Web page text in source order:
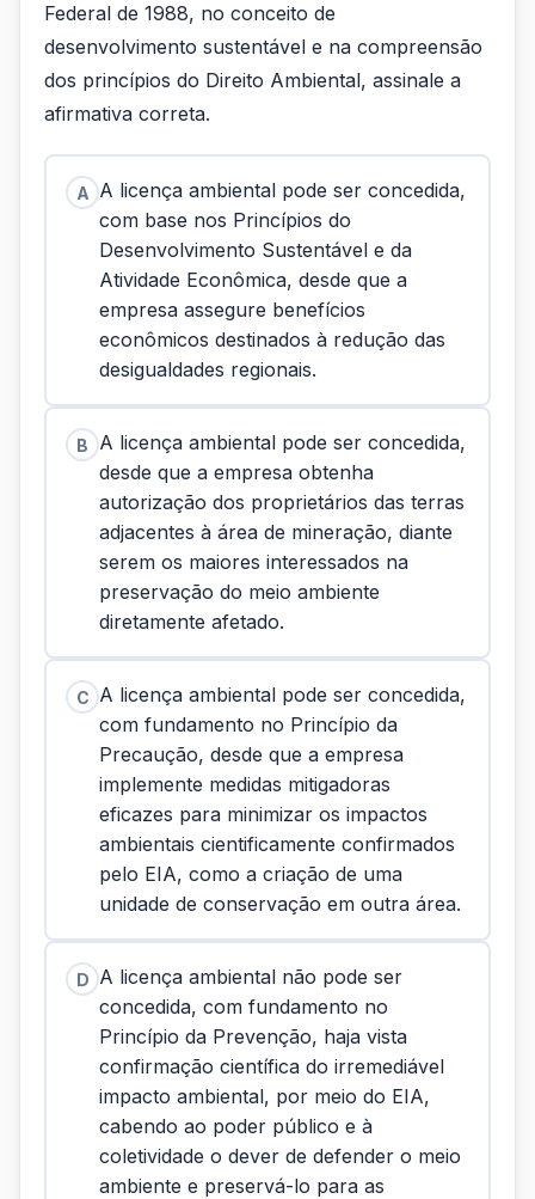
Federal de 1988, no conceito de
desenvolvimento sustentável e na compreensão
dos princípios do Direito Ambiental, assinale a
afirmativa correta.
A A licença ambiental pode ser concedida,
com base nos Princípios do
Desenvolvimento Sustentável e da
Atividade Econômica, desde que a
empresa assegure benefícios
econômicos destinados à redução das
desigualdades regionais.
B
A licença ambiental pode ser concedida,
desde que a empresa obtenha
autorização dos proprietários das terras
adjacentes à área de mineração, diante
serem os maiores interessados na
preservação do meio ambiente
diretamente afetado.
C A licença ambiental pode ser concedida,
com fundamento no Princípio da
Precaução, desde que a empresa
implemente medidas mitigadoras
eficazes para minimizar os impactos
ambientais cientificamente confirmados
pelo EIA, como a criação de uma
unidade de conservação em outra área.
D A licença ambiental não pode ser
concedida, com fundamento no
Princípio da Prevenção, haja vista
confirmação científica do irremediável
impacto ambiental, por meio do EIA,
cabendo ao poder público e à
coletividade o dever de defender o meio
ambiente e preservá-lo para as